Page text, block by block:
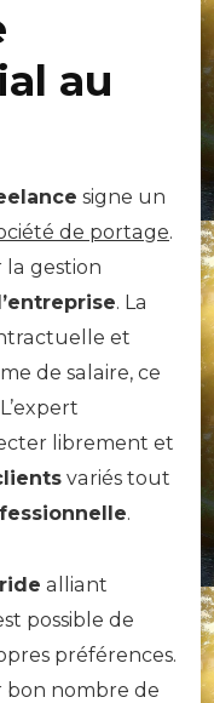
au
signe un
de portage.
la gestion
. La
et
de salaire, ce
librement et
variés tout
.
alliant
possible de
préférences.
bon nombre de